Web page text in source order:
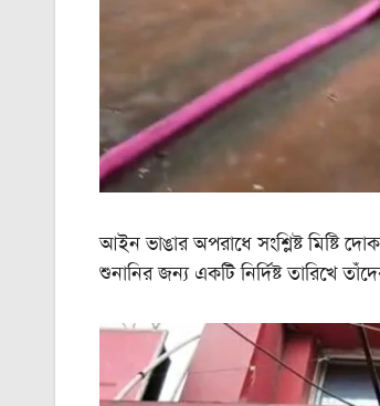
আইন ভাঙার অপরাধে সংশ্লিষ্ট মিষ্টি
শুনানির জন্য একটি নির্দিষ্ট তারিখে